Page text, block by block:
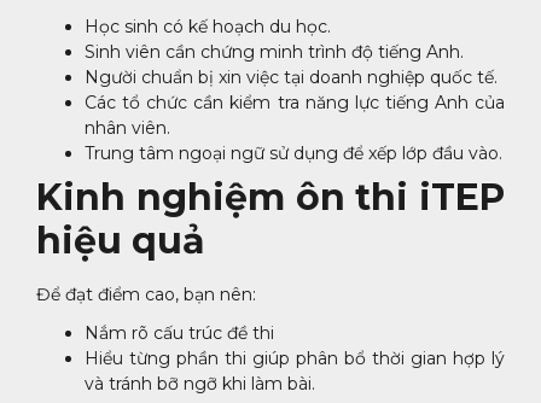
Học sinh có kế hoạch du học.
Sinh viên cần chứng minh trình độ tiếng Anh.
Người chuẩn bị xin việc tại doanh nghiệp quốc tế.
Các tổ chức cần kiểm tra năng lực tiếng Anh của
nhân viên.
Trung tâm ngoại ngữ sử dụng để xếp lớp đầu vào.
Kinh nghiệm ôn thi iTEP
hiệu quả
Để đạt điểm cao, bạn nên:
Nắm rõ cấu trúc đề thi
Hiểu từng phần thi giúp phân bổ thời gian hợp lý
và tránh bỡ ngỡ khi làm bài.